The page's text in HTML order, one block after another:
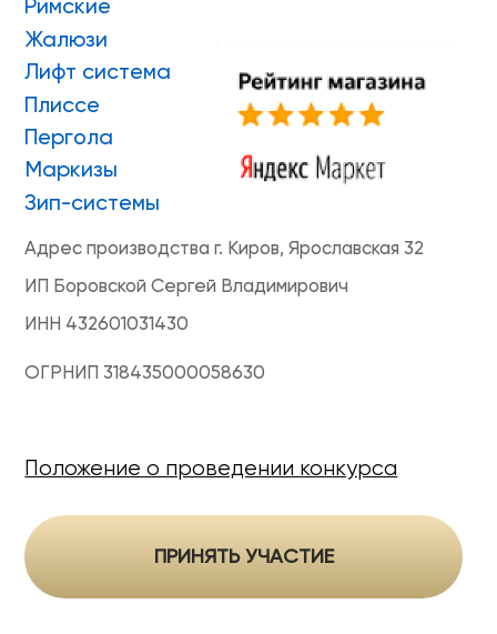
ONVIZ 2025
Политика конфиденциальности